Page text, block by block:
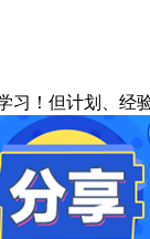
！但计划、